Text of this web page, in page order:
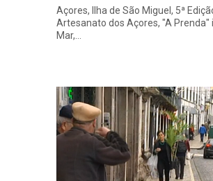
Açores, Ilha de São Miguel, 5ª
Artesanato dos Açores, "A
Mar,…